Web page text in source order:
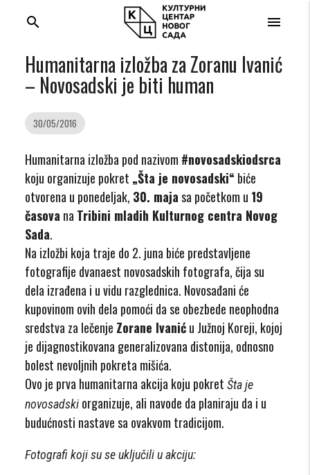
menu
search
Humanitarna izložba za Zoranu Ivanić
– Novosadski je biti human
30/05/2016
Humanitarna izložba pod nazivom #novosadskiodsrca
koju organizuje pokret „Šta je novosadski“ biće
otvorena u ponedeljak, 30. majasa početkom u 19
časova na Tribini mladih Kulturnog centra Novog
Sada.
Na izložbi koja traje do 2. juna biće predstavljene
fotografije dvanaest novosadskih fotografa, čija su
dela izrađena i u vidu razglednica. Novosađani će
kupovinom ovih dela pomoći da se obezbede neophodna
sredstva za lečenje Zorane Ivaniću Južnoj Koreji, kojoj
je dijagnostikovana generalizovana distonija, odnosno
bolest nevoljnih pokreta mišića.
Ovo je prva humanitarna akcija koju pokretŠta je
novosadski organizuje, ali navode da planiraju da i u
budućnosti nastave sa ovakvom tradicijom.
Fotografi koji su se uključili u akciju: